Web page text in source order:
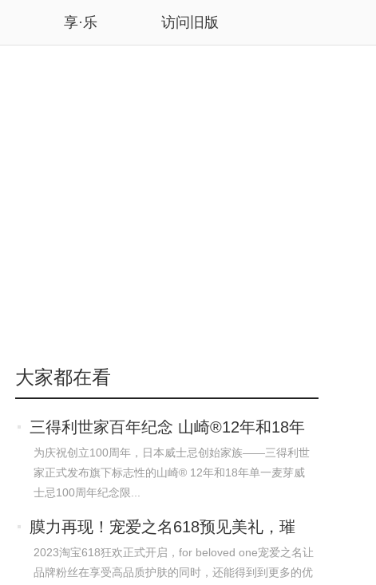
享·乐 访问旧版
大家都在看
三得利世家百年纪念 山崎®12年和18年
单
为庆祝创立100周年，日本威士忌创始家族——三得利世
家正式发布旗下标志性的山崎® 12年和18年单一麦芽威
士忌100周年纪念限...
膜力再现！宠爱之名618预见美礼，璀
璨夏日
2023淘宝618狂欢正式开启，for beloved one宠爱之名让
品牌粉丝在享受高品质护肤的同时，还能得到到更多的优